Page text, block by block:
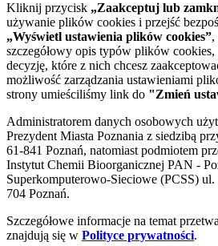
Kliknij przycisk „Zaakceptuj lub
używanie plików cookies i przejść
„Wyświetl ustawienia plików cookies”,
szczegółowy opis typów plików cookies,
decyzję, które z nich chcesz
możliwość zarządzania ustawieniami
strony umieściliśmy link do "Zmień
Administratorem danych osobowych
Prezydent Miasta Poznania z siedzibą
61-841 Poznań, natomiast podmiotem
Instytut Chemii Bioorganicznej PAN -
Superkomputerowo-Sieciowe (PCSS)
704 Poznań.
Szczegółowe informacje na temat
znajdują się w Polityce prywatności.